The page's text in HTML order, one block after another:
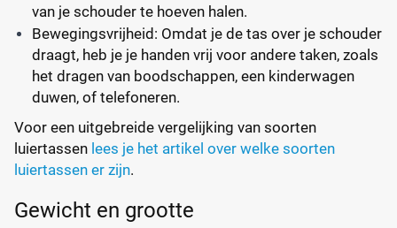
van je schouder te hoeven halen.
Bewegingsvrijheid: Omdat je de tas over je schouder
draagt, heb je je handen vrij voor andere taken, zoals
het dragen van boodschappen, een kinderwagen
duwen, of telefoneren.
Voor een uitgebreide vergelijking van soorten
luiertassen lees je het artikel over welke soorten
luiertassen er zijn.
Gewicht en grootte